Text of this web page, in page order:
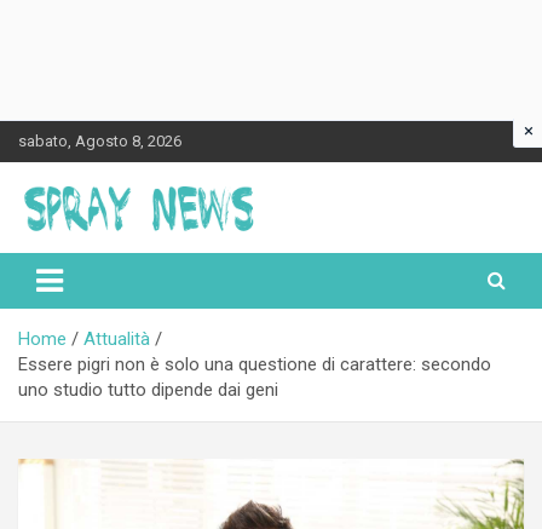
to
content
sabato, Agosto 8, 2026
Spraynews.it
Home
Attualità
Essere pigri non è solo una questione di carattere: secondo
uno studio tutto dipende dai geni
×